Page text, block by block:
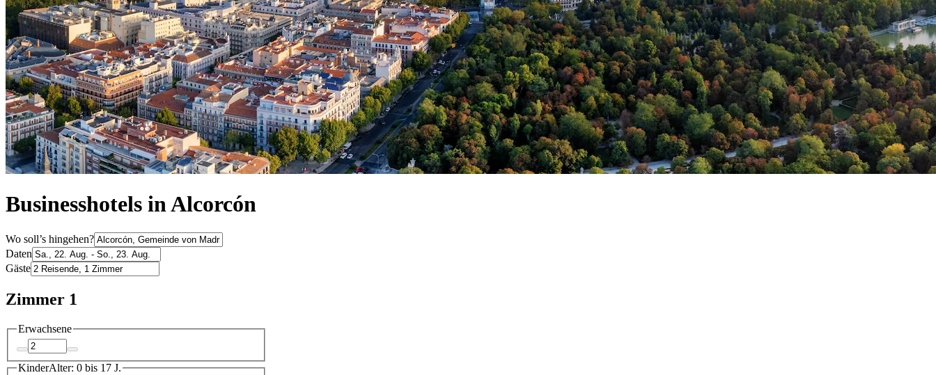
Businesshotels in Alcorcón
Wo soll’s hingehen?
Daten
Gäste
Zimmer 1
Erwachsene
KinderAlter: 0 bis 17 J.